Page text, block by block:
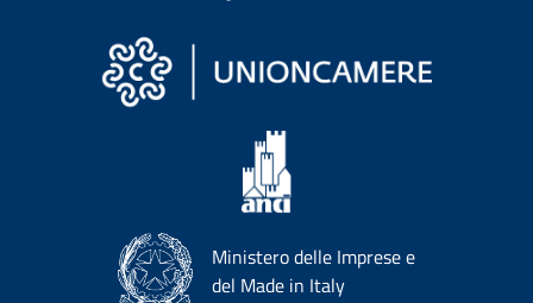
Ministero delle Imprese e
del Made in Italy